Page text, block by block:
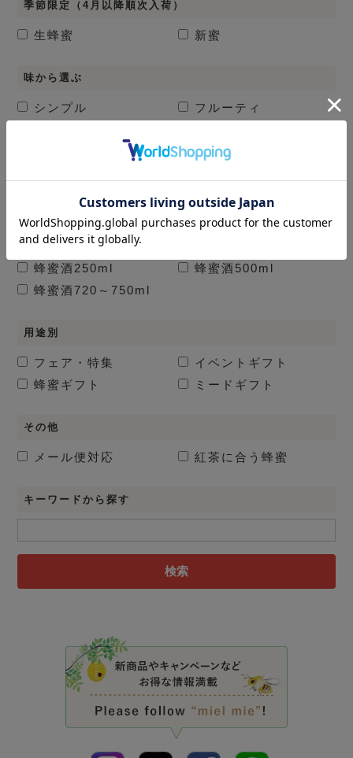
季節限定（4月以降順次入荷）
生蜂蜜 新蜜
味から選ぶ
シンプル
フルーティ
使い切りサイズ
100～140g
200～350g
蜂蜜酒 250ml 蜂蜜酒 500ml
蜂蜜酒720～750ml
用途別
フェア・特集
イベントギフト
蜂蜜ギフト
ミードギフト
その他
メール便対応 紅茶に合う蜂蜜
キーワードから探す
検索